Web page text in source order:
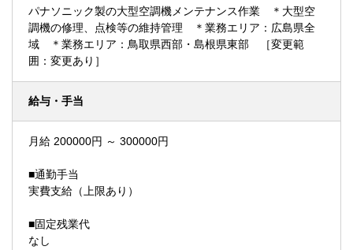
パナソニック製の大型空調機メンテナンス作業 ＊大型空
調機の修理、点検等の維持管理 ＊業務エリア：広島県全
域 ＊業務エリア：鳥取県西部・島根県東部 ［変更範
囲：変更あり］
給与・手当
月給 200000円 ～ 300000円
■通勤手当
実費支給（上限あり）
■固定残業代
なし